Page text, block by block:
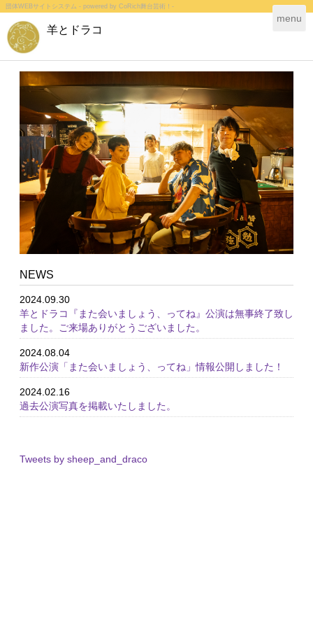
団体WEBサイトシステム - powered by CoRich舞台芸術！-
羊とドラコ
T
g
l
e
v
g
a
t
i
n
menu
NEWS
2024.09.30
羊とドラコ『また会いましょう、ってね』公演は無事終了致し
ました。ご来場ありがとうございました。
2024.08.04
新作公演「また会いましょう、ってね」情報公開しました！
2024.02.16
過去公演写真を掲載いたしました。
Tweets by sheep_and_draco